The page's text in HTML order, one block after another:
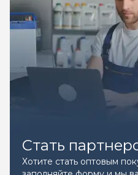
Стать
Хотите стать оптовым